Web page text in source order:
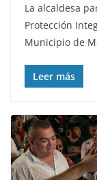
La alcaldesa
Protección
Municipio de
Leer más